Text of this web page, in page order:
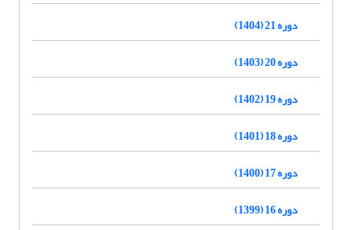
دوره 21 (1404)
دوره 20 (1403)
دوره 19 (1402)
دوره 18 (1401)
دوره 17 (1400)
دوره 16 (1399)